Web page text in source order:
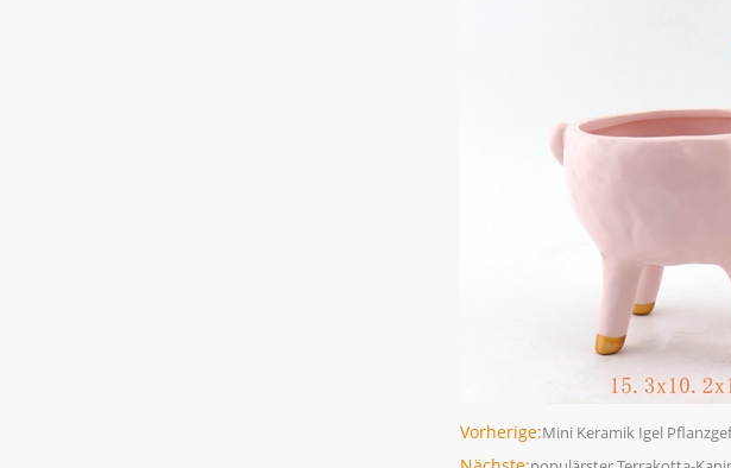
Vorherige:Mini Keramik Igel